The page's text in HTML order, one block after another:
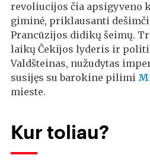
revoliucijos čia apsigyveno
giminė, priklausanti
Prancūzijos didikų šeimų.
laikų Čekijos lyderis ir
Valdšteinas, nužudytas
susijęs su barokine pilimi
mieste.
Kur toliau?